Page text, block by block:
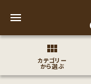
menu
カテゴリー
から選ぶ